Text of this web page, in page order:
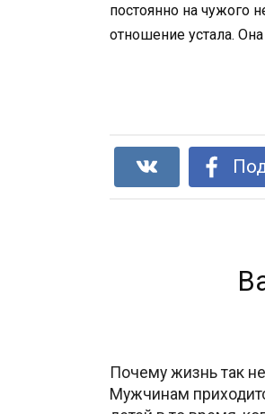
постоянно на чужого
отношение устала.
Почему жизнь так
Мужчинам